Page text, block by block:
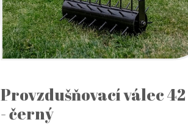
Provzdušňovací válec
- černý